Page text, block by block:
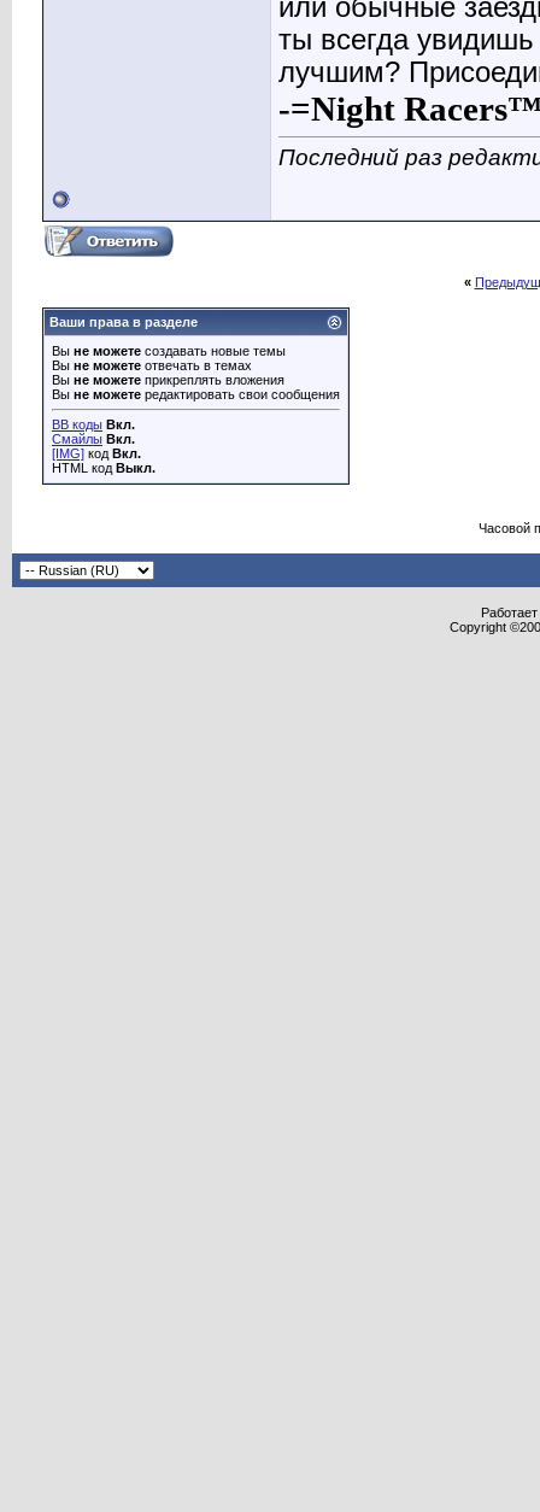
или обычные
ты всегда
лучшим?
-=Night
Последний раз
«
Ваши права в разделе
Вы не можете создавать новые темы
Вы не можете отвечать в темах
Вы не можете прикреплять вложения
Вы не можете редактировать свои сообщения
BB коды Вкл.
Смайлы Вкл.
[IMG] код Вкл.
HTML код Выкл.
Часовой
Copyright